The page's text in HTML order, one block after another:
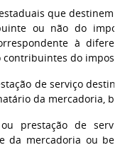
que destinem
ou não do
à
do
de serviço
da mercadoria,
prestação de
da mercadoria ou